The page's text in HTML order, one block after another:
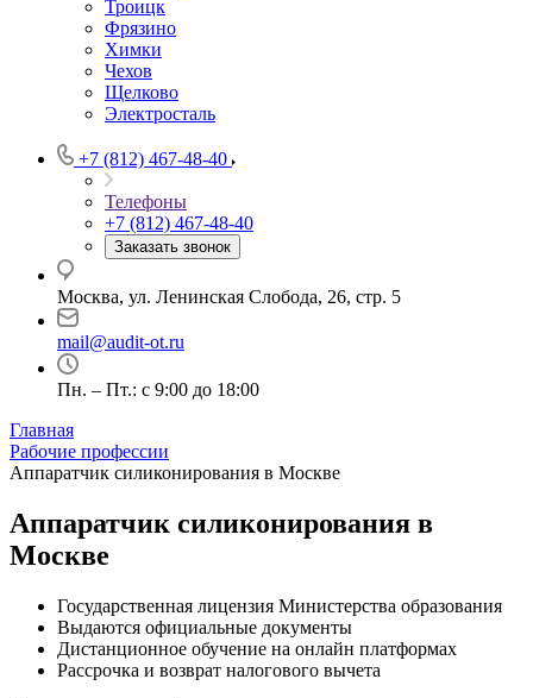
Троицк
Фрязино
Химки
Чехов
Щелково
Электросталь
+7 (812) 467-48-40
Телефоны
+7 (812) 467-48-40
Заказать звонок
Москва, ул. Ленинская Слобода, 26, стр. 5
mail@audit-ot.ru
Пн. – Пт.: с 9:00 до 18:00
Главная
Рабочие профессии
Аппаратчик силиконирования в Москве
Аппаратчик силиконирования в
Москве
Государственная лицензия Министерства образования
Выдаются официальные документы
Дистанционное обучение на онлайн платформах
Рассрочка и возврат налогового вычета